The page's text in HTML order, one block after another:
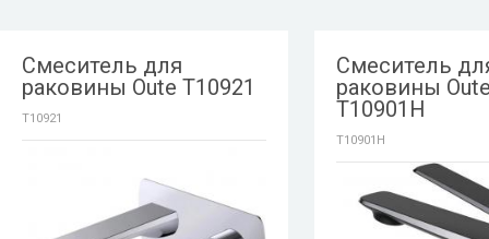
Смеситель для
раковины Oute T10921
T10921
Смеситель
раковины
T10901H
T10901H